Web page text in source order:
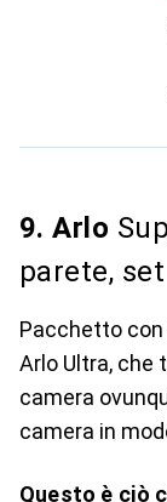
9. Arlo
parete,
Pacchetto
Arlo Ultra, che
camera
camera in
Questo è ciò